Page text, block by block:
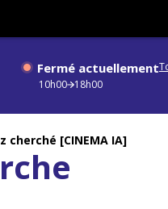
cookies
Fermé actuellement
10h00 18h00
cherché [CINEMA IA]